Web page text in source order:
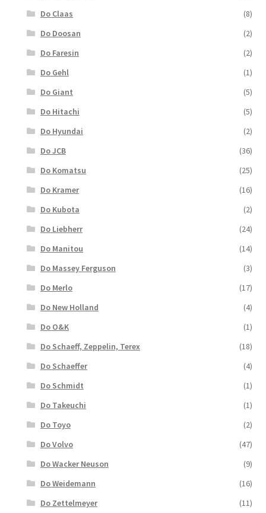
Do Claas
(8)
Do Doosan
(2)
Do Faresin
(2)
Do Gehl
(1)
Do Giant
(5)
Do Hitachi
(5)
Do Hyundai
(2)
Do JCB
(36)
Do Komatsu
(25)
Do Kramer
(16)
Do Kubota
(2)
Do Liebherr
(24)
Do Manitou
(14)
Do Massey Ferguson
(3)
Do Merlo
(17)
Do New Holland
(4)
Do O&K
(1)
Do Schaeff, Zeppelin, Terex
(18)
Do Schaeffer
(4)
Do Schmidt
(1)
Do Takeuchi
(1)
Do Toyo
(2)
Do Volvo
(47)
Do Wacker Neuson
(9)
Do Weidemann
(16)
Do Zettelmeyer
(11)